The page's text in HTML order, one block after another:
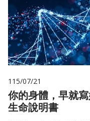
115/07/21
你的身體，早就
生命說明書